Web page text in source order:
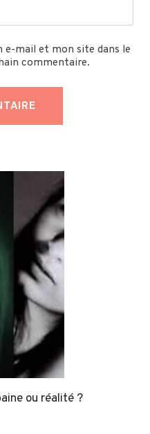
e-mail et mon site dans le
commentaire.
ou réalité ?